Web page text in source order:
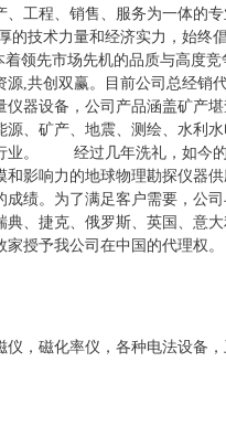
工程、销售、服务为一体的
的技术力量和经济实力，始终倡
领先市场先机的品质与高度竞
,共创双赢。目前公司总经销
器设备，公司产品涵盖矿产堪
、矿产、地震、测绘、水利水
行业。 经过几年洗礼，如今
影响力的地球物理勘探仪器
绩。为了满足客户需要，公
、捷克、俄罗斯、英国、意大
家授予我公司在中国的代理权
，磁化率仪，各种电法设备，